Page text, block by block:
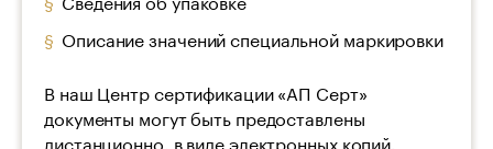
Описание значений специальной маркировки
В наш Центр сертификации «АП Серт»
документы могут быть предоставлены
дистанционно, в виде электронных копий.